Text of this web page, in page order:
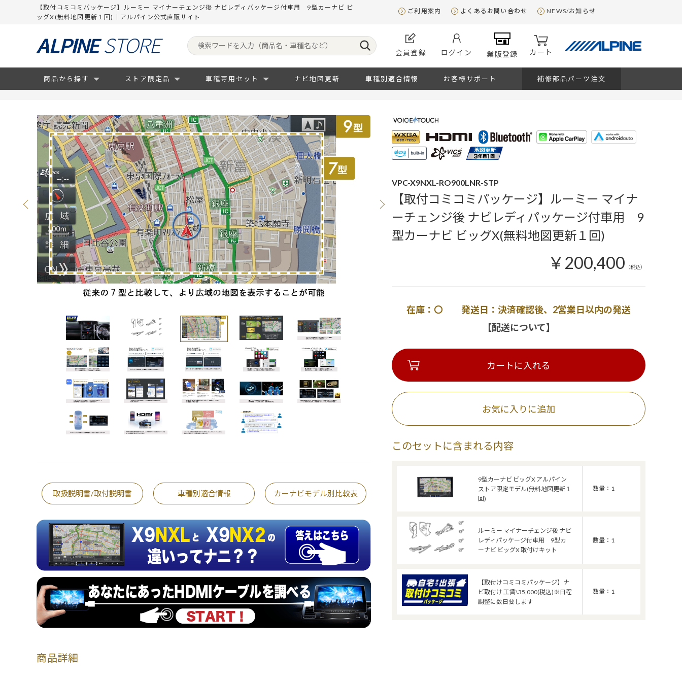
【取付コミコミパッケージ】ルーミー マイナーチェンジ後 ナビレディパッケージ付車用 9型カーナビ ビ
ッグX(無料地図更新１回)｜アルパイン公式直販サイト
ご利用案内 よくあるお問い合わせ NEWS/お知らせ
会員登録 ログイン 業販登録 カート
商品から探す ストア限定品 車種専用セット ナビ地図更新 車種別適合情報 お客様サポート 補修部品パーツ注文
取扱説明書/取付説明書 車種別適合情報 カーナビモデル別比較表
商品詳細
VPC-X9NXL-RO900LNR-STP
【取付コミコミパッケージ】ルーミー マイナ
ーチェンジ後 ナビレディパッケージ付車用 9
型カーナビ ビッグX(無料地図更新１回)
￥200,400 （税込）
在庫：〇 発送日：決済確認後、2営業日以内の発送
【配送について】
カートに入れる
このセットに含まれる内容
9型カーナビ ビッグX アルパイン
ストア限定モデル(無料地図更新１
回)
数量：1
ルーミー マイナーチェンジ後 ナビ
レディパッケージ付車用 9型カ
ーナビ ビッグX 取付けキット
数量：1
【取付けコミコミパッケージ】ナ
ビ取付け 工賃\35,000(税込)※日程
調整に数日要します
数量：1
お気に入りに追加